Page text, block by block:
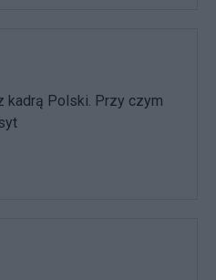
kadrą Polski. Przy czym